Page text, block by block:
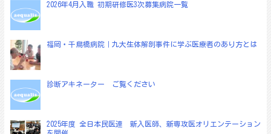
シ
ョ
ン
2026年4月入職 初期研修医3次募集病院一覧
福岡・千鳥橋病院｜九大生体解剖事件に学ぶ医療者のあり方とは
診断アキネーター ご覧ください
2025年度 全日本民医連 新入医師、新専攻医オリエンテーション